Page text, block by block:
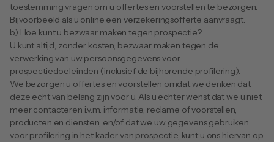
toestemming vragen om u offertes en voorstellen te bezorgen.
Bijvoorbeeld als u online een verzekeringsofferte aanvraagt.
b) Hoe kunt u bezwaar maken tegen prospectie?
U kunt altijd, zonder kosten, bezwaar maken tegen de
verwerking van uw persoonsgegevens voor
prospectiedoeleinden (inclusief de bijhorende profilering).
We bezorgen u offertes en voorstellen omdat we denken dat
deze echt van belang zijn voor u. Als u echter wenst dat we u niet
meer contacteren i.v.m. informatie, reclame of voorstellen,
producten en diensten, en/of dat we uw gegevens gebruiken
voor profilering in het kader van prospectie, kunt u ons hiervan op